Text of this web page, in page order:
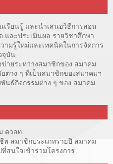
เรียนรู้ และนำเสนอวิธีการสอน
และประเมินผล รายวิชาศึกษา
ามรู้ใหม่และเทคนิคในการจัดการ
จุบัน
ข่ายระหว่างสมาชิกของ สมาคม
ต่าง ๆ ที่เป็นสมาชิกของสมาคมฯ
นธ์กิจกรรมต่าง ๆ ของ สมาคม
ควอท
พ สมาชิกประเภทรายปี สมาคม
สนใจเข้าร่วมโครงการ